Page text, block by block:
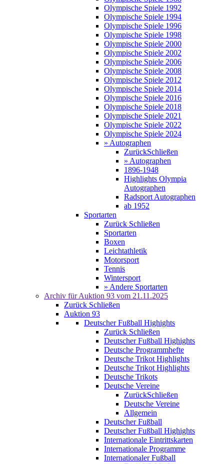
Olympische Spiele 1992
Olympische Spiele 1994
Olympische Spiele 1996
Olympische Spiele 1998
Olympische Spiele 2000
Olympische Spiele 2002
Olympische Spiele 2006
Olympische Spiele 2008
Olympische Spiele 2012
Olympische Spiele 2014
Olympische Spiele 2016
Olympische Spiele 2018
Olympische Spiele 2021
Olympische Spiele 2022
Olympische Spiele 2024
» Autographen
ZurückSchließen
» Autographen
1896-1948
Highlights Olympia
Autographen
Radsport Autographen
ab 1952
Sportarten
Zurück Schließen
Sportarten
Boxen
Leichtathletik
Motorsport
Tennis
Wintersport
» Andere Sportarten
Archiv für Auktion 93 vom 21.11.2025
Zurück Schließen
Auktion 93
Deutscher Fußball Highights
Zurück Schließen
Deutscher Fußball Highights
Deutsche Programmhefte
Deutsche Trikot Highlights
Deutsche Trikot Highlights
Deutsche Trikots
Deutsche Vereine
ZurückSchließen
Deutsche Vereine
Allgemein
Deutscher Fußball
Deutscher Fußball Highights
Internationale Eintrittskarten
Internationale Programme
Internationaler Fußball